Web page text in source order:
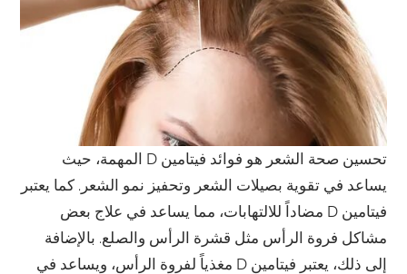
تحسين صحة الشعر هو فوائد فيتامين D المهمة، حيث
يساعد في تقوية بصيلات الشعر وتحفيز نمو الشعر. كما يعتبر
فيتامين D مضاداً للالتهابات، مما يساعد في علاج بعض
مشاكل فروة الرأس مثل قشرة الرأس والصلع. بالإضافة
إلى ذلك، يعتبر فيتامين D مغذياً لفروة الرأس، ويساعد في